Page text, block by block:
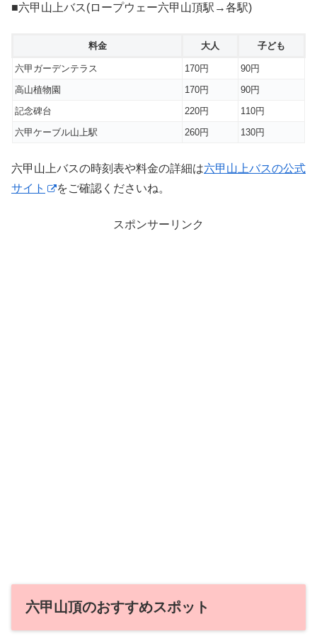
■六甲山上バス(ロープウェー六甲山頂駅→各駅)
料金 大人 子ども
六甲ガーデンテラス 170円
90円
高山植物園
170円
90円
記念碑台
220円
110円
六甲ケーブル山上駅
260円 130円
六甲山上バスの時刻表や料金の詳細は六甲山上バスの公式
サイト
をご確認くださいね。
スポンサーリンク
六甲山頂のおすすめスポット